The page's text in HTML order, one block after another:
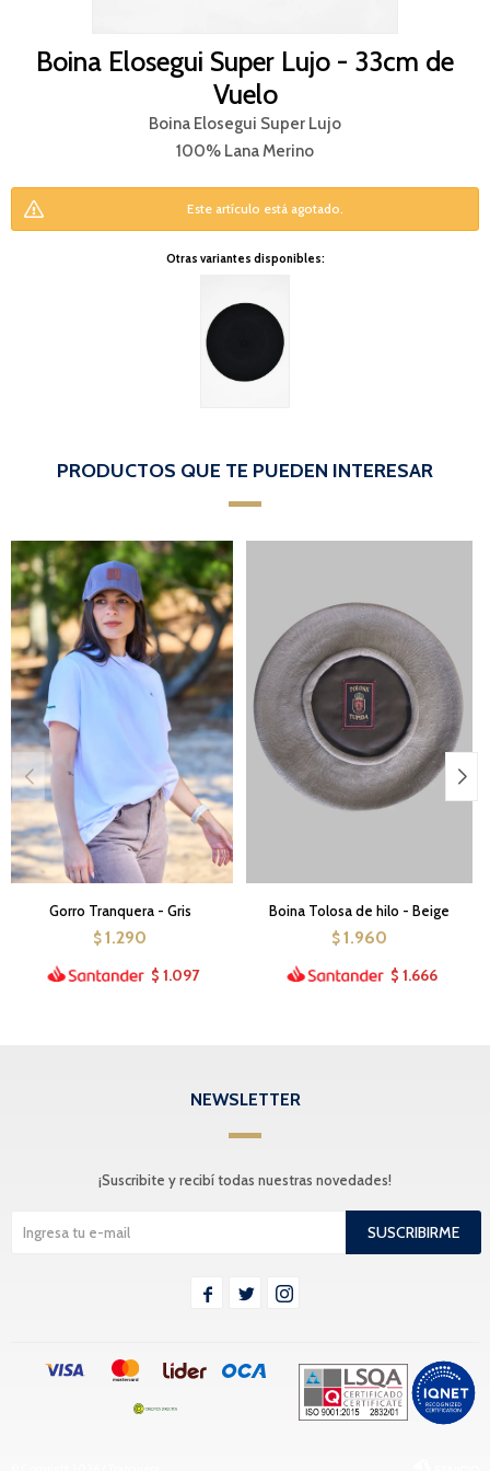
Boina Elosegui Super Lujo - 33cm de
Vuelo
Boina Elosegui Super Lujo
100% Lana Merino
Este artículo está agotado.
Otras variantes disponibles:
PRODUCTOS QUE TE PUEDEN INTERESAR
Gorro Tranquera - Gris
$ 1.290
$ 1.097
Boina Tolosa de hilo - Beige
$ 1.960
$ 1.666
NEWSLETTER
¡Suscribite y recibí todas nuestras novedades!
SUSCRIBIRME
  